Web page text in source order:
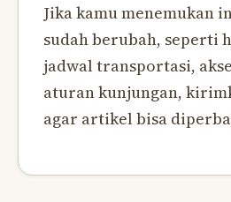
Jika kamu menemukan
sudah berubah, seperti
jadwal transportasi,
aturan kunjungan,
agar artikel bisa